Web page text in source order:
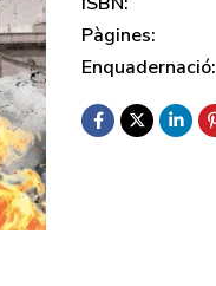
Pàgines:
Enquadernació: